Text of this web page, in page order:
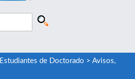
Estudiantes de Doctorado > Avisos,